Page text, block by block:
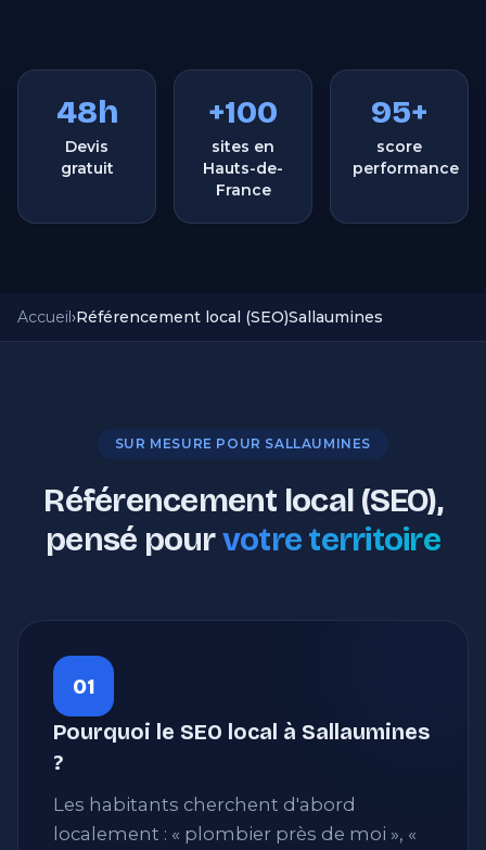
48h
Devis
gratuit
+100
sites en
Hauts-de-
France
95+
score
performance
Accueil›Référencement local (SEO)Sallaumines
SUR MESURE POUR SALLAUMINES
Référencement local (SEO),
pensé pourvotre territoire
01
Pourquoi le SEO local à Sallaumines
?
Les habitants cherchent d'abord
localement : « plombier près de moi », «